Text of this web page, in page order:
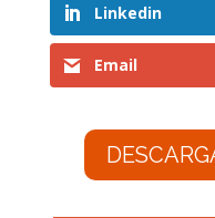
Linkedin
Email